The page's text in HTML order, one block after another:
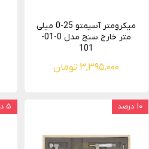
میکرومتر آسیمتو 25-0 میلی
متر خارج سنج مدل 0-01-
101
۳,۳۹۵,۰۰۰ تومان
۱۰ درصد ۵ درصد